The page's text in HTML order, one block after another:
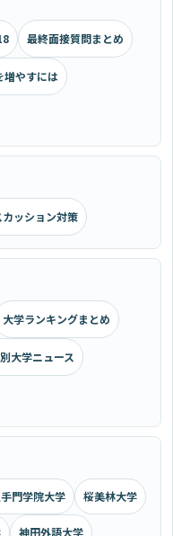
最終面接質問まとめ
増やすには
ッション対策
大学ランキングまとめ
大学ニュース
門学院大学 桜美林大学
神田外語大学